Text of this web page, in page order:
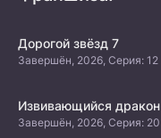
Дорогой звёзд 7
Завершён, 2026, Серия: 12
Извивающийся дракон
Завершён, 2026, Серия: 20